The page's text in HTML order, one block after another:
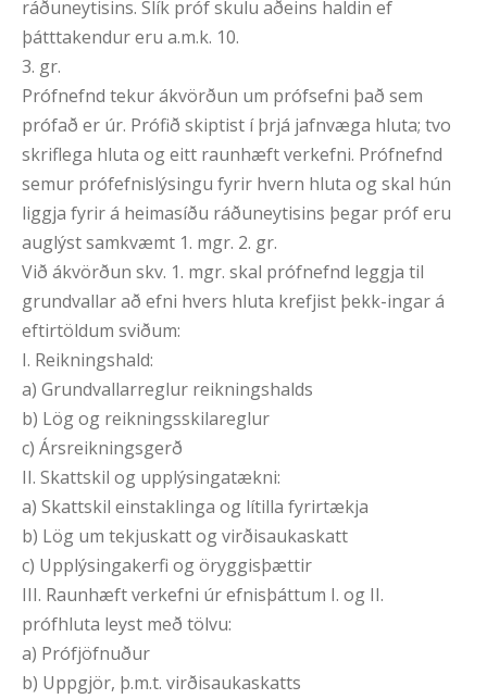
ráðuneytisins. Slík próf skulu aðeins haldin ef
þátttakendur eru a.m.k. 10.
3. gr.
Prófnefnd tekur ákvörðun um prófsefni það sem
prófað er úr. Prófið skiptist í þrjá jafnvæga hluta; tvo
skriflega hluta og eitt raunhæft verkefni. Prófnefnd
semur prófefnislýsingu fyrir hvern hluta og skal hún
liggja fyrir á heimasíðu ráðuneytisins þegar próf eru
auglýst samkvæmt 1. mgr. 2. gr.
Við ákvörðun skv. 1. mgr. skal prófnefnd leggja til
grundvallar að efni hvers hluta krefjist þekk-ingar á
eftirtöldum sviðum:
I. Reikningshald:
a) Grundvallarreglur reikningshalds
b) Lög og reikningsskilareglur
c) Ársreikningsgerð
II. Skattskil og upplýsingatækni:
a) Skattskil einstaklinga og lítilla fyrirtækja
b) Lög um tekjuskatt og virðisaukaskatt
c) Upplýsingakerfi og öryggisþættir
III. Raunhæft verkefni úr efnisþáttum I. og II.
prófhluta leyst með tölvu:
a) Prófjöfnuður
b) Uppgjör, þ.m.t. virðisaukaskatts